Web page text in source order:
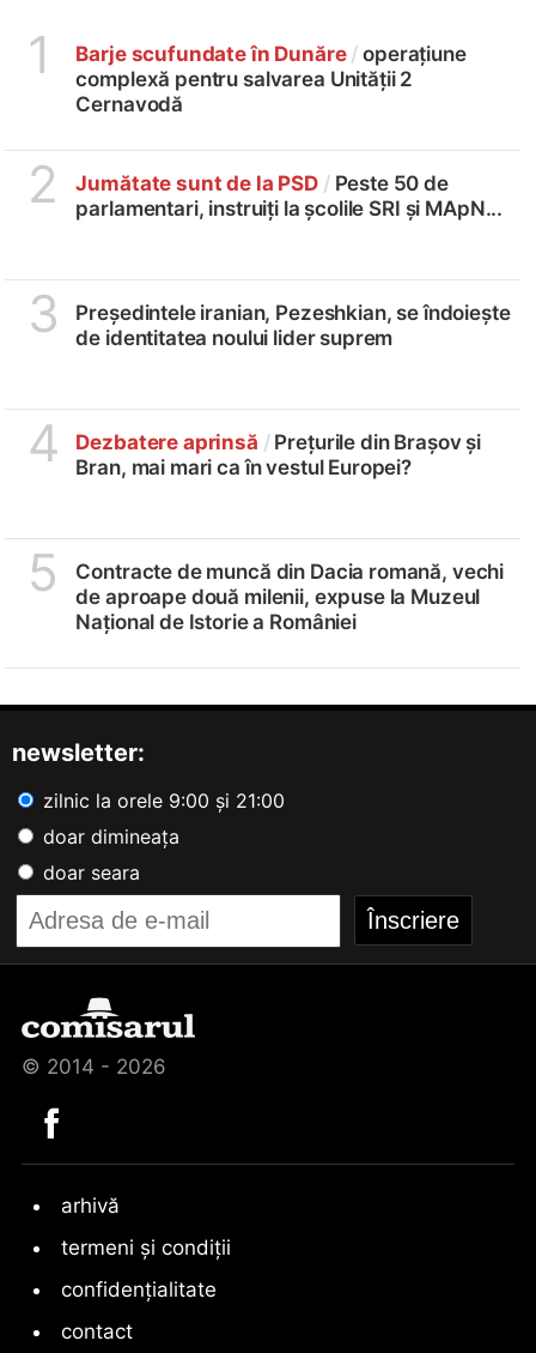
1 Barje scufundate în Dunăre / operațiune
complexă pentru salvarea Unității 2
Cernavodă
2 Jumătate sunt de la PSD / Peste 50 de
parlamentari, instruiți la școlile SRI și MApN...
3
Președintele iranian, Pezeshkian, se îndoiește
de identitatea noului lider suprem
4 Dezbatere aprinsă /Prețurile din Brașov și
Bran, mai mari ca în vestul Europei?
5
Contracte de muncă din Dacia romană, vechi
de aproape două milenii, expuse la Muzeul
Național de Istorie a României
newsletter:
zilnic la orele 9:00 și 21:00
doar dimineața
doar seara
© 2014 - 2026
arhivă
termeni și condiții
confidențialitate
contact